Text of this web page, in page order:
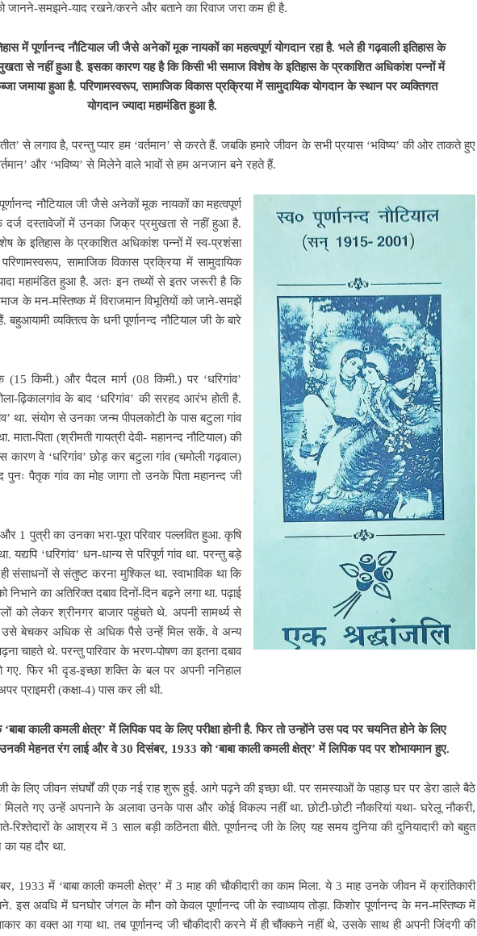
जानने-समझने-याद रखने/करने और बताने का रिवाज जरा कम ही है.
में पूर्णानन्द नौटियाल जी जैसे अनेकों मूक नायकों का महत्वपूर्ण योगदान रहा है. भले ही गढ़वाली इतिहास के
से नहीं हुआ है. इसका कारण यह है कि किसी भी समाज विशेष के इतिहास के प्रकाशित अधिकांश पन्नों में
जमाया हुआ है. परिणामस्वरूप, सामाजिक विकास प्रक्रिया में सामुदायिक योगदान के स्थान पर व्यक्तिगत
योगदान ज्यादा महामंडित हुआ है.
से लगाव है, परन्तु प्यार हम ‘वर्तमान’ से करते हैं. जबकि हमारे जीवन के सभी प्रयास ‘भविष्य’ की ओर ताकते हुए
और ‘भविष्य’ से मिलेने वाले भावों से हम अनजान बने रहते हैं.
नौटियाल जी जैसे अनेकों मूक नायकों का महत्वपूर्ण
के दर्ज दस्तावेजों में उनका जिक्र प्रमुखता से नहीं हुआ है.
के इतिहास के प्रकाशित अधिकांश पन्नों में स्व-प्रशंसा
सामाजिक विकास प्रक्रिया में सामुदायिक
महामंडित हुआ है. अतः इन तथ्यों से इतर जरूरी है कि
के मन-मस्तिष्क में विराजमान विभूतियों को जाने-समझें
व्यक्तित्व के धनी पूर्णानन्द नौटियाल जी के बारे
किमी.) और पैदल मार्ग (08 किमी.) पर ‘धरिगांव’
ढ़िकालगांव के बाद ‘धरिगांव’ की सरहद आरंभ होती है.
था. संयोग से उनका जन्म पीपलकोटी के पास बटुला गांव
पिता (श्रीमती गायत्री देवी- महानन्द नौटियाल) की
कारण वे ‘धरिगांव’ छोड़ कर बटुला गांव (चमोली गढ़वाल)
पैतृक गांव का मोह जागा तो उनके पिता महानन्द जी
और 1 पुत्री का उनका भरा-पूरा परिवार पल्लवित हुआ. कृषि
‘धरिगांव’ धन-धान्य से परिपूर्ण गांव था. परन्तु बड़े
संसाधनों से संतुष्ट करना मुश्किल था. स्वाभाविक था कि
निभाने का अतिरिक्त दबाव दिनों-दिन बढ़ने लगा था. पढ़ाई
को लेकर श्रीनगर बाजार पहुंचते थे. अपनी सामर्थ्य से
उसे बेचकर अधिक से अधिक पैसे उन्हें मिल सकें. वे अन्य
चाहते थे. परन्तु पारिवार के भरण-पोषण का इतना दबाव
गए. फिर भी दृड-इच्छा शक्ति के बल पर अपनी ननिहाल
प्राइमरी (कक्षा-4) पास कर ली थी.
काली कमली क्षेत्र’ में लिपिक पद के लिए परीक्षा होनी है. फिर तो उन्होंने उस पद पर चयनित होने के लिए
मेहनत रंग लाई और वे 30 दिसंबर, 1933 को ‘बाबा काली कमली क्षेत्र’ में लिपिक पद पर शोभायमान हुए.
के लिए जीवन संघर्षों की एक नई राह शुरू हुई. आगे पढ़ने की इच्छा थी. पर समस्याओं के पहाड़ घर पर डेरा डाले बैठे
गए उन्हें अपनाने के अलावा उनके पास और कोई विकल्प नहीं था. छोटी-छोटी नौकरियां यथा- घरेलू नौकरी,
के आश्रय में 3 साल बड़ी कठिनता बीते. पूर्णानन्द जी के लिए यह समय दुनिया की दुनियादारी को बहुत
यह दौर था.
1933 में ‘बाबा काली कमली क्षेत्र’ में 3 माह की चौकीदारी का काम मिला. ये 3 माह उनके जीवन में क्रांतिकारी
बने. इस अवधि में घनघोर जंगल के मौन को केवल पूर्णानन्द जी के स्वाध्याय तोड़ा. किशोर पूर्णानन्द के मन-मस्तिष्क में
का वक्त आ गया था. तब पूर्णानन्द जी चौकीदारी करने में ही चौंक्कने नहीं थे, उसके साथ ही अपनी जिंदगी की